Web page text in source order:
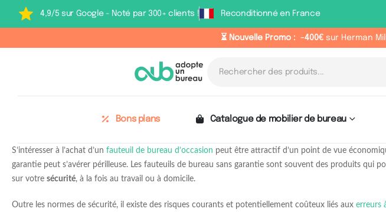
4,9/5 sur Google - Noté par 300+ clients ! Reconditionné en France
⏳ Nouvelle Promo : -400€sur Herman
Bons plans Catalogue de mobilier de bureau
S’intéresser à l’achat d’un fauteuil de bureau d’occasion peut être attractif d’un point de vue
garantie peut s’avérer périlleuse. Les fauteuils de bureau sans garantie sont souvent des produits qui
sur votre sécurité, à la fois au travail ou à domicile.
Outre les normes de sécurité, il existe des risques courants et potentiellement coûteux liés aux erreurs